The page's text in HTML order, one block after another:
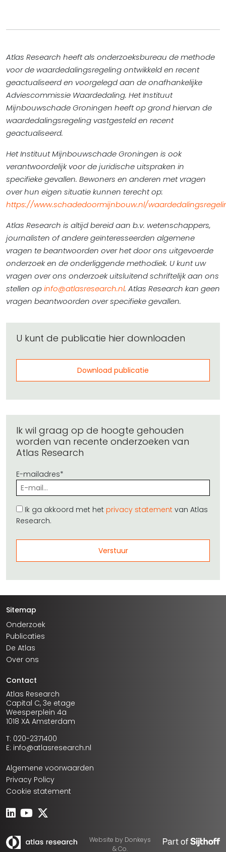
Atlas Research heeft als onderzoeksbureau de methode
voor de waardedalingsregeling ontwikkeld en recent
geactualiseerd en voorgelegd aan de onafhankelijke
Adviescommissie Waardedaling. Het Instituut
Mijnbouwschade Groningen heeft op grond hiervan de
waardedalingsregeling vastgesteld en recent
geactualiseerd.
Het Instituut Mijnbouwschade Groningen is ook
verantwoordelijk voor de juridische uitspraken in
specifieke gevallen. Bewoners en anderen met vragen
over hun eigen situatie kunnen terecht op:
https://www.schadedoormijnbouw.nl/
Atlas Research is altijd bereid aan b.v. wetenschappers,
journalisten of andere geïnteresseerden algemene
vragen te beantwoorden over het door ons uitgevoerde
onderzoek en de onderliggende methodiek. U kunt uw
vragen over ons onderzoek uitsluitend schriftelijk aan ons
stellen opinfo@atlasresearch.nl. Atlas Research kan geen
vragen beantwoorden over specifieke gevallen.
U kunt de publicatie hier downloaden
Download publicatie
Ik wil graag op de hoogte gehouden
worden van recente onderzoeken van
Atlas Research
E-mailadres*
Ik ga akkoord met het privacy statement van Atlas
Research.
Sitemap
Onderzoek
Publicaties
De Atlas
Over ons
Contact
Atlas Research
Capital C, 3e etage
Weesperplein 4a
1018 XA Amsterdam
T: 020-2371400
E: info@atlasresearch.nl
Algemene voorwaarden
Privacy Policy
Cookie statement
Website by Donkeys
& Co.